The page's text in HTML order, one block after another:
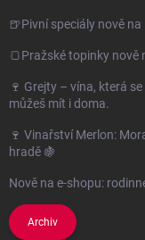
🍺Pivní speciály nově na
🍞Pražské topinky nově
🍷 Grejty – vína, která
můžeš mít i doma.
🍷 Vinařství Merlon:
hradě 🍇
Nově na e-shopu:
Archiv